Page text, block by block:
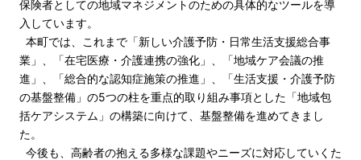
保険者としての地域マネジメントのための具体的なツールを導
入しています。
本町では、これまで「新しい介護予防・日常生活支援総合事
業」、「在宅医療・介護連携の強化」、「地域ケア会議の推
進」、「総合的な認知症施策の推進」、「生活支援・介護予防
の基盤整備」の5つの柱を重点的取り組み事項とした「地域包
括ケアシステム」の構築に向けて、基盤整備を進めてきまし
た。
今後も、高齢者の抱える多様な課題やニーズに対応していくた